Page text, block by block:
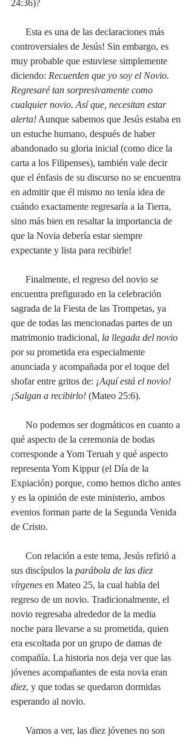
24:36)?
controversiales de Jesús! Sin embargo, es
muy probable que estuviese simplemente
diciendo: Recuerden que yo soy el Novio.
Regresaré tan sorpresivamente como
cualquier novio. Así que, necesitan estar
alerta! Aunque sabemos que Jesús estaba en
un estuche humano, después de haber
abandonado su gloria inicial (como dice la
carta a los Filipenses), también vale decir
que el énfasis de su discurso no se encuentra
en admitir que él mismo no tenía idea de
cuándo exactamente regresaría a la Tierra,
sino más bien en resaltar la importancia de
que la Novia debería estar siempre
expectante y lista para recibirle!
encuentra prefigurado en la celebración
sagrada de la Fiesta de las Trompetas, ya
que de todas las mencionadas partes de un
matrimonio tradicional, la llegada del novio
por su prometida era especialmente
anunciada y acompañada por el toque del
shofar entre gritos de: ¡Aquí está el novio!
¡Salgan a recibirlo! (Mateo 25:6).
qué aspecto de la ceremonia de bodas
corresponde a Yom Teruah y qué aspecto
representa Yom Kippur (el Día de la
Expiación) porque, como hemos dicho antes
y es la opinión de este ministerio, ambos
eventos forman parte de la Segunda Venida
de Cristo.
sus discípulos la parábola de las diez
vírgenes en Mateo 25, la cual habla del
regreso de un novio. Tradicionalmente, el
novio regresaba alrededor de la media
noche para llevarse a su prometida, quien
era escoltada por un grupo de damas de
compañía. La historia nos deja ver que las
jóvenes acompañantes de esta novia eran
diez, y que todas se quedaron dormidas
esperando al novio.